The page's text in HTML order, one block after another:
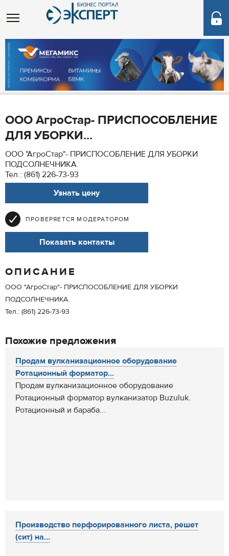
ООО АгроСтар- ПРИСПОСОБЛЕНИЕ
ДЛЯ УБОРКИ...
ООО "АгроСтар"- ПРИСПОСОБЛЕНИЕ ДЛЯ УБОРКИ
ПОДСОЛНЕЧНИКА.
Тел.: (861) 226-73-93
Узнать цену
ПРОВЕРЯЕТСЯ МОДЕРАТОРОМ
Показать контакты
ОПИСАНИЕ
ООО "АгроСтар"- ПРИСПОСОБЛЕНИЕ ДЛЯ УБОРКИ
ПОДСОЛНЕЧНИКА.
Тел.: (861) 226-73-93
Похожие предложения
Продам вулканизационное оборудование
Ротационный форматор...
Продам вулканизационное оборудование
Ротационный форматор вулканизатор Buzuluk.
Ротационный и бараба...
Производство перфорированного листа, решет
(сит) на...